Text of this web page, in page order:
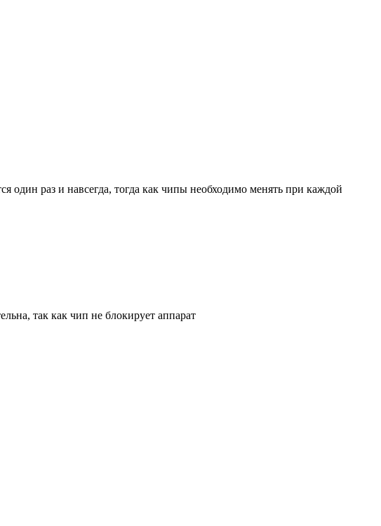
один раз и навсегда, тогда как чипы необходимо менять при каждой
так как чип не блокирует аппарат